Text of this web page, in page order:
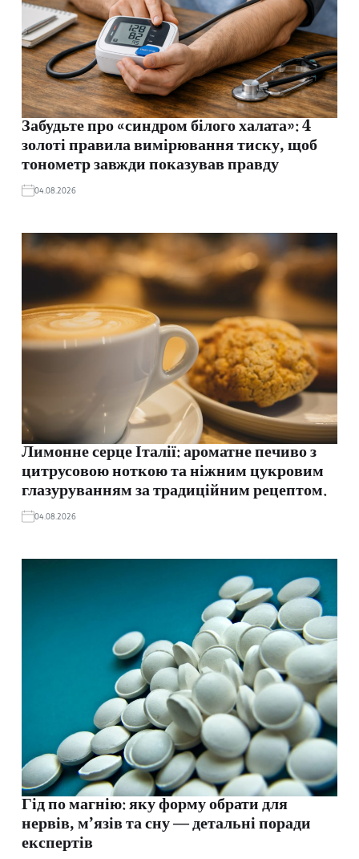
Забудьте про «синдром білого халата»: 4
золоті правила вимірювання тиску, щоб
тонометр завжди показував правду
04.08.2026
Лимонне серце Італії: ароматне печиво з
цитрусовою ноткою та ніжним цукровим
глазуруванням за традиційним рецептом.
04.08.2026
Гід по магнію: яку форму обрати для
нервів, м’язів та сну — детальні поради
експертів